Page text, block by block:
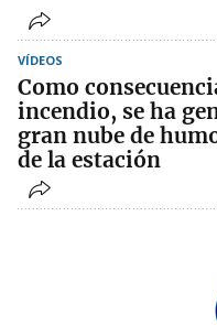
VÍDEOS
Como
incendio, se ha
gran nube de
de la estación